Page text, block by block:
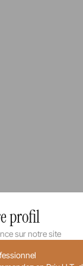
profil
sur notre site